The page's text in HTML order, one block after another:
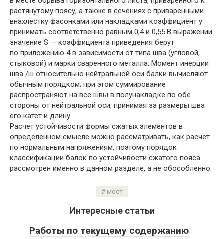
растянутому поясу, а также в сечениях с приваренными
внахлестку фасонками или накладками коэффициент у
принимать соответственно равным 0,4 и 0,55.В выражении
значение S — коэффициента приведения берут
по приложению 4 в зависимости от типа шва (угловой,
стыковой) и марки сваренного металла. Момент инерции
шва /ш относительно нейтральной оси балки вычисляют
обычным порядком; при этом суммирование
распространяют на все швы в полунакладке по обе
стороны от нейтральной оси, принимая за размеры шва
его катет и длину.
Расчет устойчивости формы сжатых элементов в
определенном смысле можно рассматривать, как расчет
по нормальным напряжениям, поэтому порядок
классификации балок по устойчивости сжатого пояса
рассмотрен именно в данном разделе, а не обособленно.
мост
Интересные статьи
Работы по текущему содержанию